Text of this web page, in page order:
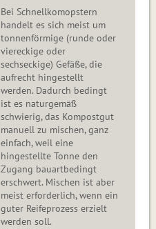
Bei Schnellkomopstern
handelt es sich meist um
tonnenförmige (runde oder
viereckige oder
sechseckige) Gefäße, die
aufrecht hingestellt
werden. Dadurch bedingt
ist es naturgemäß
schwierig, das Kompostgut
manuell zu mischen, ganz
einfach, weil eine
hingestellte Tonne den
Zugang bauartbedingt
erschwert. Mischen ist aber
meist erforderlich, wenn ein
guter Reifeprozess erzielt
werden soll.